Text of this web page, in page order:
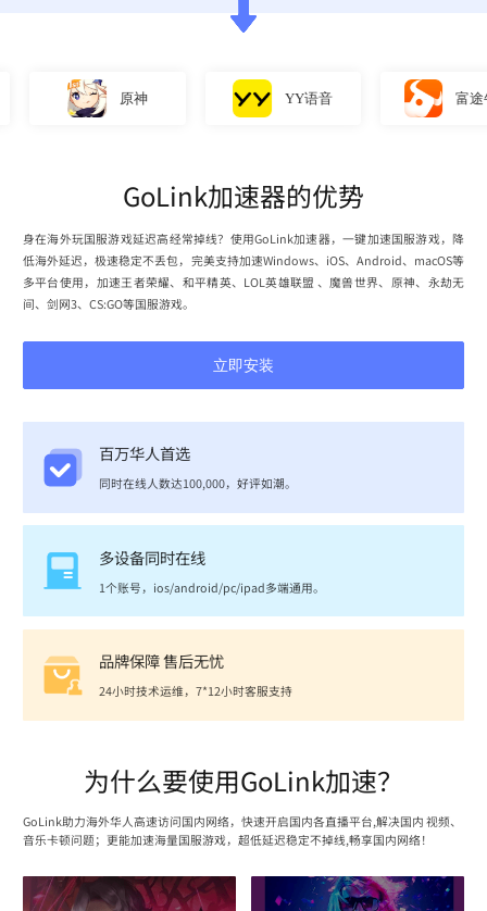
YY语音 富途牛牛
GoLink加速器的优势
身在海外玩国服游戏延迟高经常掉线？使用GoLink加速器，一键加速国服游戏，降
低海外延迟，极速稳定不丢包，完美支持加速Windows、iOS、Android、macOS等
多平台使用，加速王者荣耀、和平精英、LOL英雄联盟 、魔兽世界、原神、永劫无
间、剑网3、CS:GO等国服游戏。
立即安装
百万华人首选
同时在线人数达100,000，好评如潮。
多设备同时在线
1个账号，ios/android/pc/ipad多端通用。
品牌保障 售后无忧
24小时技术运维，7*12小时客服支持
为什么要使用GoLink加速？
GoLink助力海外华人高速访问国内网络，快速开启国内各直播平台,解决国内 视频、
音乐卡顿问题；更能加速海量国服游戏，超低延迟稳定不掉线,畅享国内网络！